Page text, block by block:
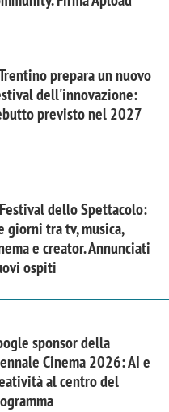
prepara un nuovo
dell'innovazione:
previsto nel 2027
dello Spettacolo:
giorni tra tv, musica,
e creator. Annunciati
ospiti
sponsor della
Cinema 2026: AI e
al centro del